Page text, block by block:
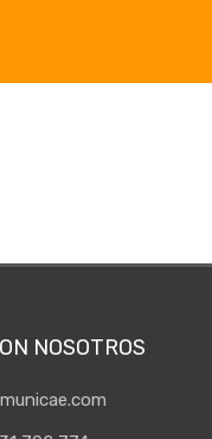
NOSOTROS